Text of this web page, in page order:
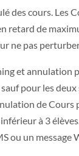
des cours. Les
retard de
ne pas
et annulation
pour les
de Cours
à 3
ou un message